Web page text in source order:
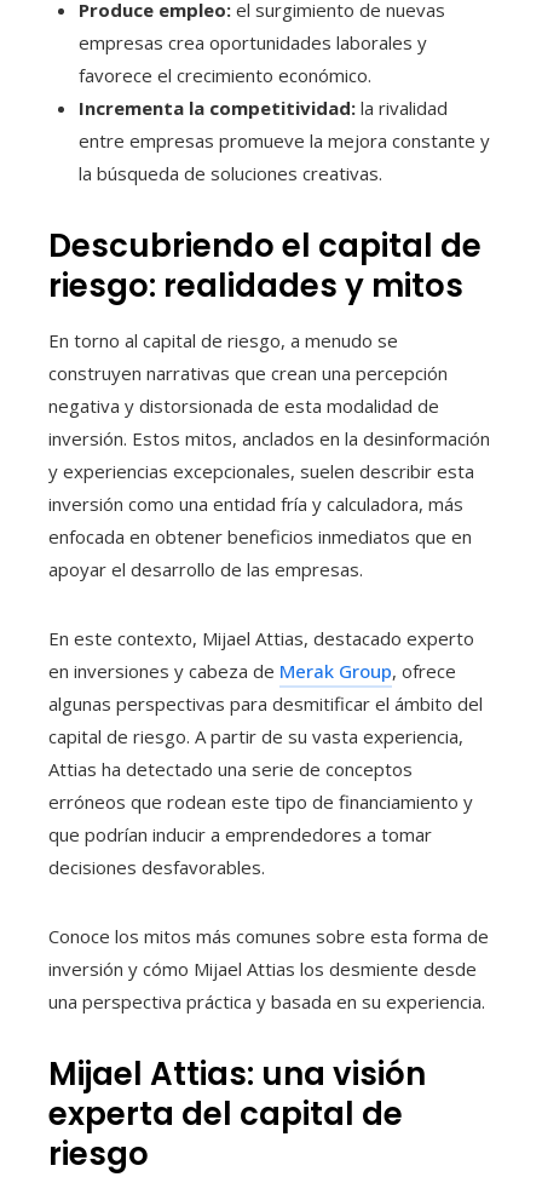
Produce empleo: el surgimiento de nuevas
empresas crea oportunidades laborales y
favorece el crecimiento económico.
Incrementa la competitividad: la rivalidad
entre empresas promueve la mejora constante y
la búsqueda de soluciones creativas.
Descubriendo el capital de
riesgo: realidades y mitos
En torno al capital de riesgo, a menudo se
construyen narrativas que crean una percepción
negativa y distorsionada de esta modalidad de
inversión. Estos mitos, anclados en la desinformación
y experiencias excepcionales, suelen describir esta
inversión como una entidad fría y calculadora, más
enfocada en obtener beneficios inmediatos que en
apoyar el desarrollo de las empresas.
En este contexto, Mijael Attias, destacado experto
en inversiones y cabeza de Merak Group, ofrece
algunas perspectivas para desmitificar el ámbito del
capital de riesgo. A partir de su vasta experiencia,
Attias ha detectado una serie de conceptos
erróneos que rodean este tipo de financiamiento y
que podrían inducir a emprendedores a tomar
decisiones desfavorables.
Conoce los mitos más comunes sobre esta forma de
inversión y cómo Mijael Attias los desmiente desde
una perspectiva práctica y basada en su experiencia.
Mijael Attias: una visión
experta del capital de
riesgo